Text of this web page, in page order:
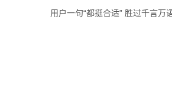
用户一句“都挺合适” 胜过千言万